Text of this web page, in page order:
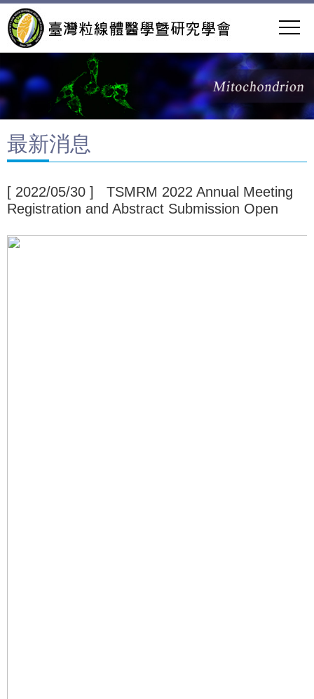
最新消息
[ 2022/05/30 ] TSMRM 2022 Annual Meeting
Registration and Abstract Submission Open